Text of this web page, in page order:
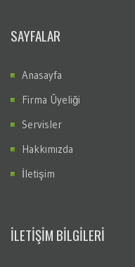
SAYFALAR
Anasayfa
Firma Üyeliği
Servisler
Hakkımızda
İletişim
İLETİŞİM BİLGİLERİ